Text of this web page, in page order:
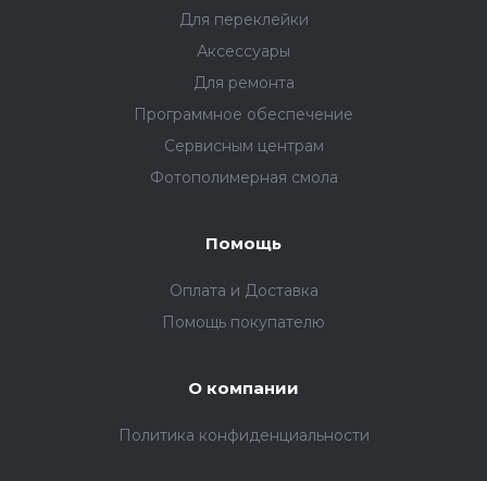
Для переклейки
Аксессуары
Для ремонта
Программное обеспечение
Сервисным центрам
Фотополимерная смола
Помощь
Оплата и Доставка
Помощь покупателю
О компании
Политика конфиденциальности